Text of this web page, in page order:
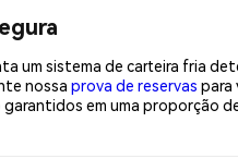
um sistema de carteira fria
nossa prova de reservas para
em uma proporção